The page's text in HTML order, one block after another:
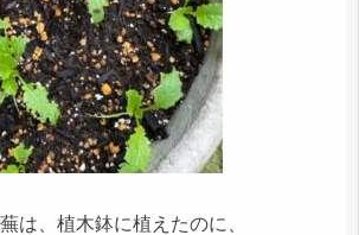
は、植木鉢に植えたのに、